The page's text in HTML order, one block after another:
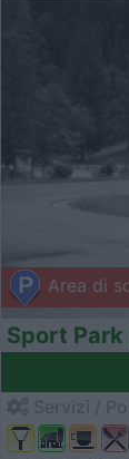
Area di
Sport